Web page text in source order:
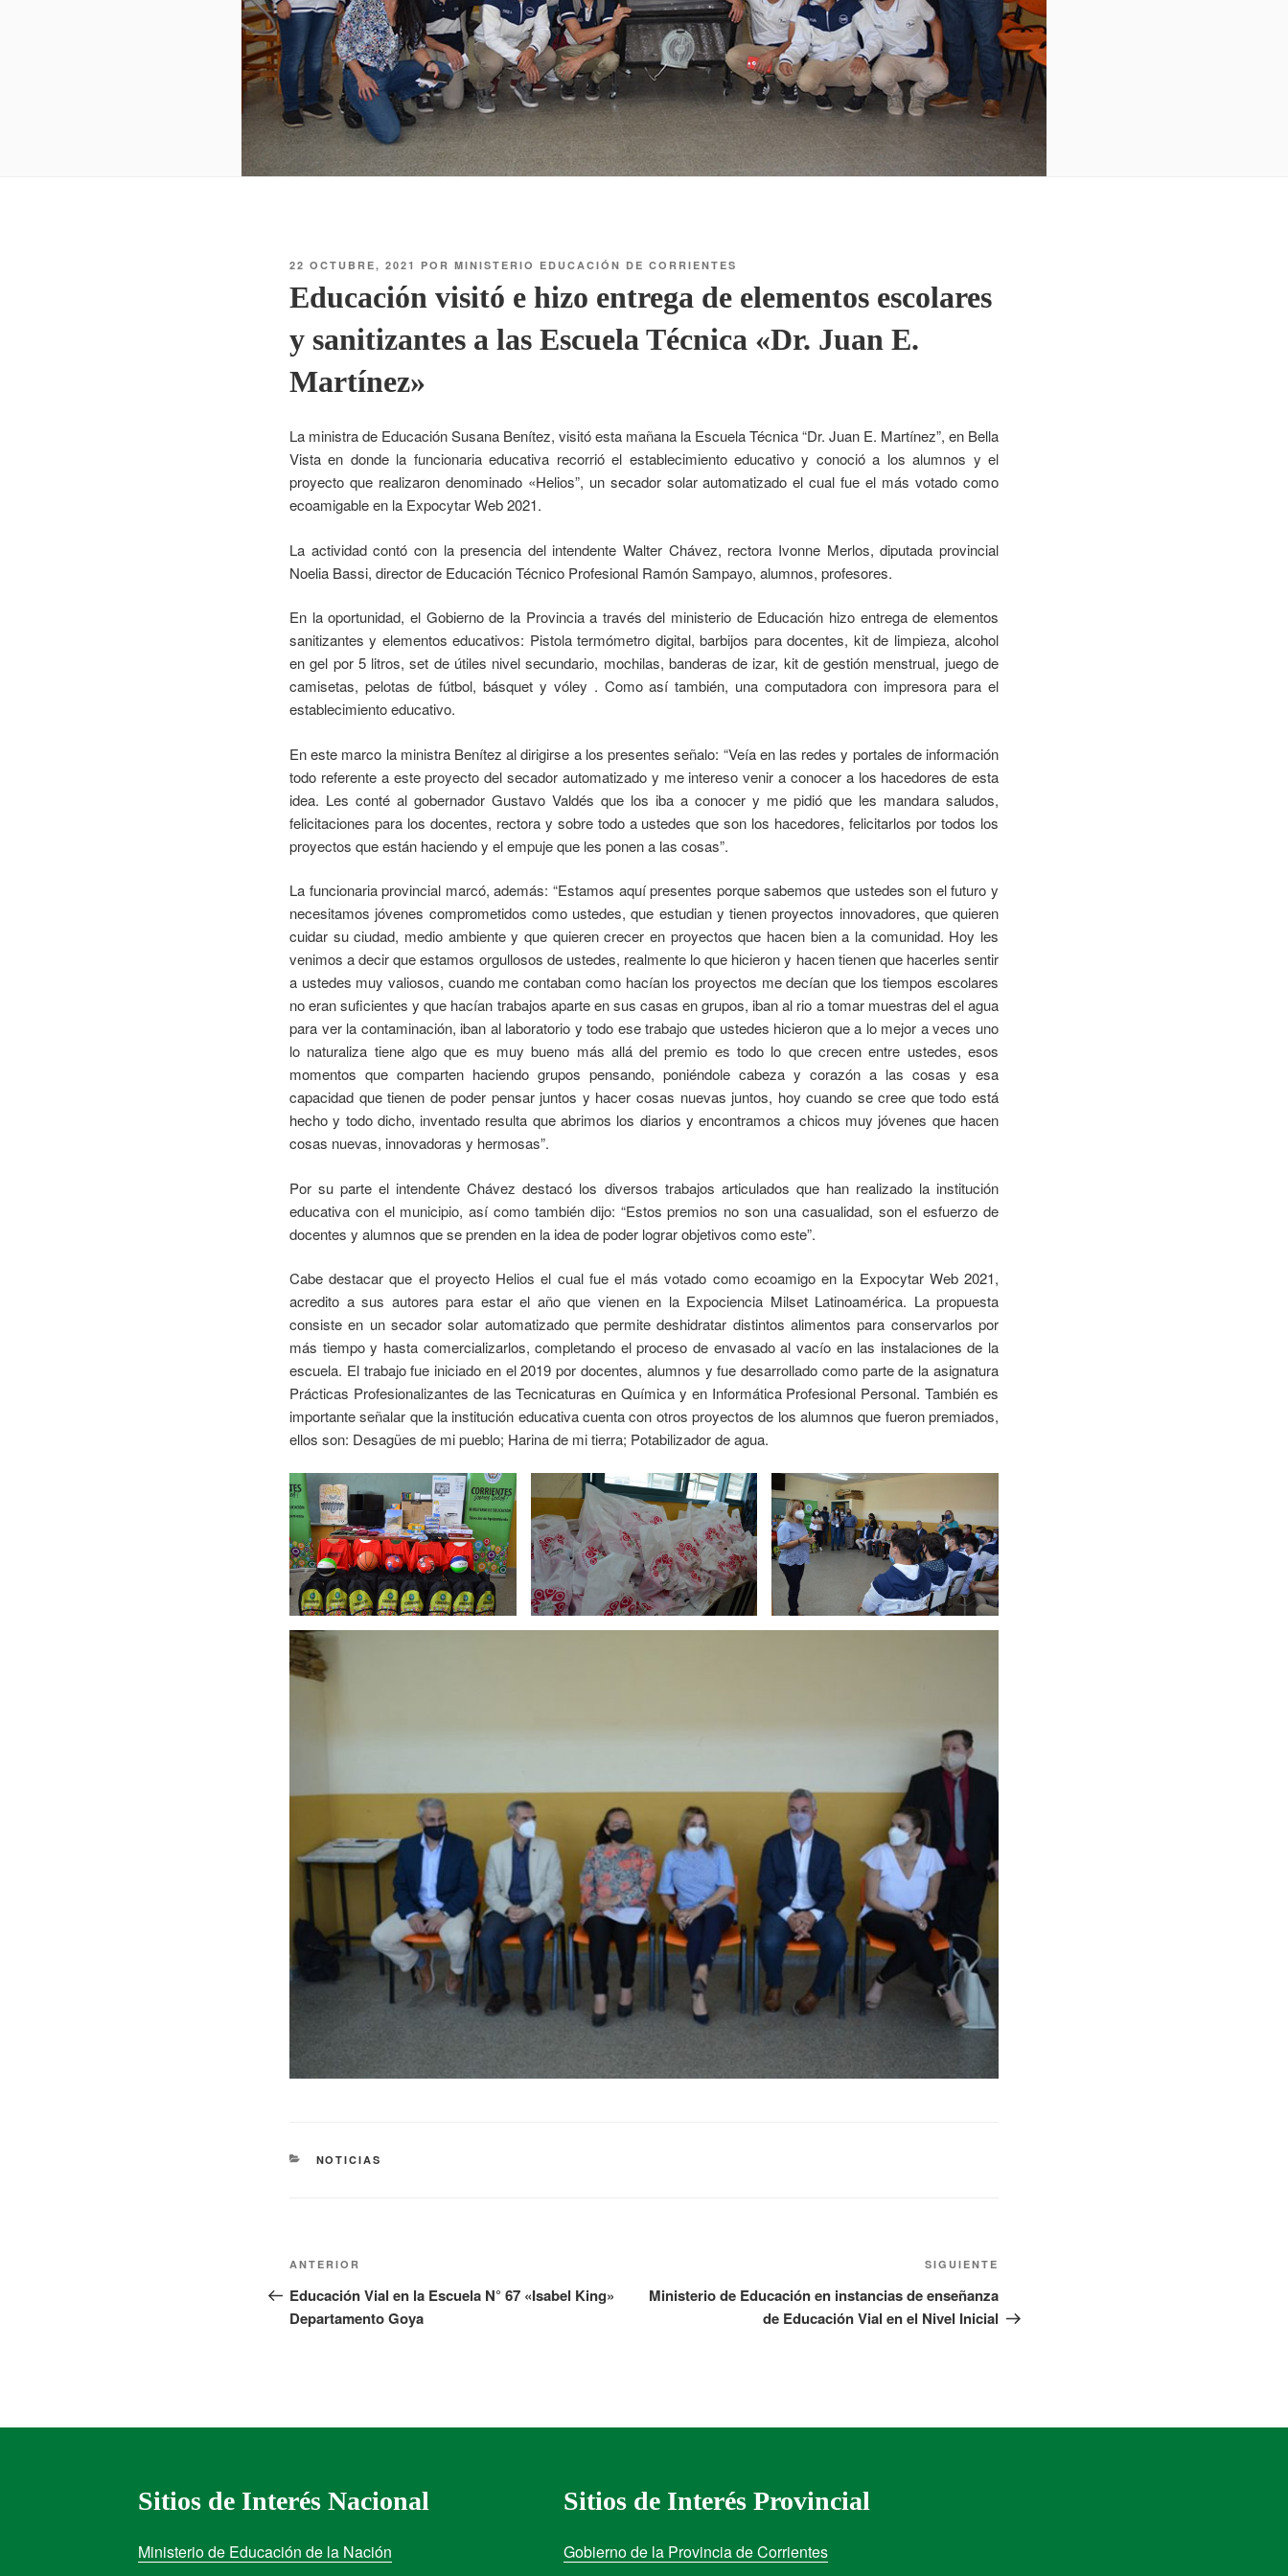
22 OCTUBRE, 2021 POR MINISTERIO EDUCACIÓN DE CORRIENTES
Educación visitó e hizo entrega de elementos escolares
y sanitizantes a las Escuela Técnica «Dr. Juan E.
Martínez»
La ministra de Educación Susana Benítez, visitó esta mañana la Escuela Técnica “Dr. Juan E. Martínez”, en Bella
Vista en donde la funcionaria educativa recorrió el establecimiento educativo y conoció a los alumnos y el
proyecto que realizaron denominado «Helios”, un secador solar automatizado el cual fue el más votado como
ecoamigable en la Expocytar Web 2021.
La actividad contó con la presencia del intendente Walter Chávez, rectora Ivonne Merlos, diputada provincial
Noelia Bassi, director de Educación Técnico Profesional Ramón Sampayo, alumnos, profesores.
En la oportunidad, el Gobierno de la Provincia a través del ministerio de Educación hizo entrega de elementos
sanitizantes y elementos educativos: Pistola termómetro digital, barbijos para docentes, kit de limpieza, alcohol
en gel por 5 litros, set de útiles nivel secundario, mochilas, banderas de izar, kit de gestión menstrual, juego de
camisetas, pelotas de fútbol, básquet y vóley . Como así también, una computadora con impresora para el
establecimiento educativo.
En este marco la ministra Benítez al dirigirse a los presentes señalo: “Veía en las redes y portales de información
todo referente a este proyecto del secador automatizado y me intereso venir a conocer a los hacedores de esta
idea. Les conté al gobernador Gustavo Valdés que los iba a conocer y me pidió que les mandara saludos,
felicitaciones para los docentes, rectora y sobre todo a ustedes que son los hacedores, felicitarlos por todos los
proyectos que están haciendo y el empuje que les ponen a las cosas”.
La funcionaria provincial marcó, además: “Estamos aquí presentes porque sabemos que ustedes son el futuro y
necesitamos jóvenes comprometidos como ustedes, que estudian y tienen proyectos innovadores, que quieren
cuidar su ciudad, medio ambiente y que quieren crecer en proyectos que hacen bien a la comunidad. Hoy les
venimos a decir que estamos orgullosos de ustedes, realmente lo que hicieron y hacen tienen que hacerles sentir
a ustedes muy valiosos, cuando me contaban como hacían los proyectos me decían que los tiempos escolares
no eran suficientes y que hacían trabajos aparte en sus casas en grupos, iban al rio a tomar muestras del el agua
para ver la contaminación, iban al laboratorio y todo ese trabajo que ustedes hicieron que a lo mejor a veces uno
lo naturaliza tiene algo que es muy bueno más allá del premio es todo lo que crecen entre ustedes, esos
momentos que comparten haciendo grupos pensando, poniéndole cabeza y corazón a las cosas y esa
capacidad que tienen de poder pensar juntos y hacer cosas nuevas juntos, hoy cuando se cree que todo está
hecho y todo dicho, inventado resulta que abrimos los diarios y encontramos a chicos muy jóvenes que hacen
cosas nuevas, innovadoras y hermosas”.
Por su parte el intendente Chávez destacó los diversos trabajos articulados que han realizado la institución
educativa con el municipio, así como también dijo: “Estos premios no son una casualidad, son el esfuerzo de
docentes y alumnos que se prenden en la idea de poder lograr objetivos como este”.
Cabe destacar que el proyecto Helios el cual fue el más votado como ecoamigo en la Expocytar Web 2021,
acredito a sus autores para estar el año que vienen en la Expociencia Milset Latinoamérica. La propuesta
consiste en un secador solar automatizado que permite deshidratar distintos alimentos para conservarlos por
más tiempo y hasta comercializarlos, completando el proceso de envasado al vacío en las instalaciones de la
escuela. El trabajo fue iniciado en el 2019 por docentes, alumnos y fue desarrollado como parte de la asignatura
Prácticas Profesionalizantes de las Tecnicaturas en Química y en Informática Profesional Personal. También es
importante señalar que la institución educativa cuenta con otros proyectos de los alumnos que fueron premiados,
ellos son: Desagües de mi pueblo; Harina de mi tierra; Potabilizador de agua.
NOTICIAS
ANTERIOR
Educación Vial en la Escuela N° 67 «Isabel King»
Departamento Goya
SIGUIENTE
Ministerio de Educación en instancias de enseñanza
de Educación Vial en el Nivel Inicial
Sitios de Interés Nacional
Ministerio de Educación de la Nación
Sitios de Interés Provincial
Gobierno de la Provincia de Corrientes